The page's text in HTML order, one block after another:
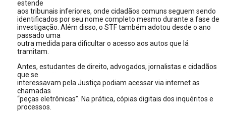
estende
aos tribunais inferiores, onde cidadãos comuns seguem sendo
identificados por seu nome completo mesmo durante a fase de
investigação. Além disso, o STF também adotou desde o ano
passado uma
outra medida para dificultar o acesso aos autos que lá
tramitam.
Antes, estudantes de direito, advogados, jornalistas e cidadãos
que se
interessavam pela Justiça podiam acessar via internet as
chamadas
“peças eletrônicas”. Na prática, cópias digitais dos inquéritos e
processos.